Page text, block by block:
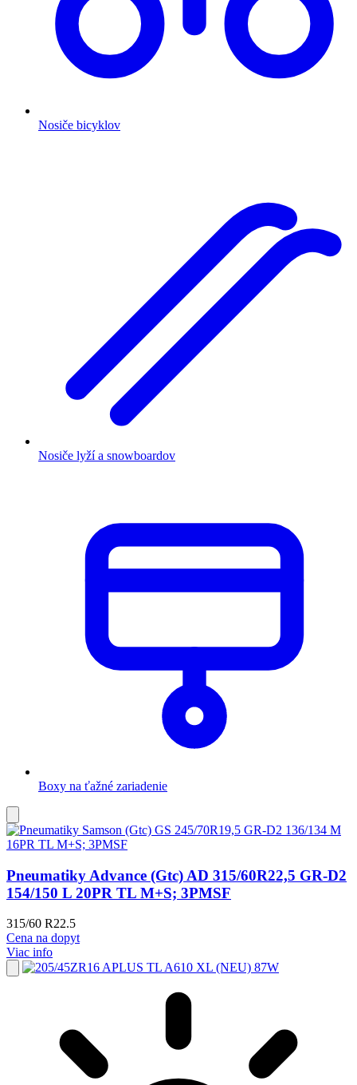
Nosiče bicyklov
Nosiče lyží a snowboardov
Boxy na ťažné zariadenie
do
obľúbených
Pneumatiky Advance (Gtc) AD 315/60R22,5 GR-D2
154/150 L 20PR TL M+S; 3PMSF
315/60 R22.5
Cena na dopyt
Viac info
Pridať
do